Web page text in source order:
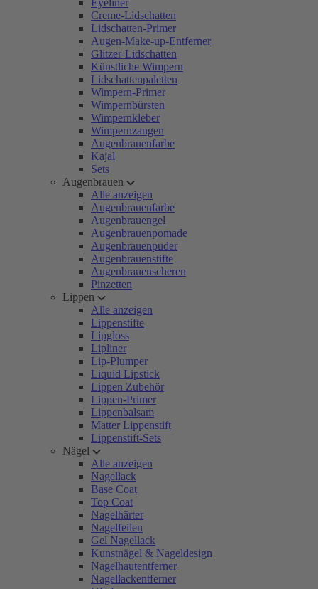
Eyeliner
Creme-Lidschatten
Lidschatten-Primer
Augen-Make-up-Entferner
Glitzer-Lidschatten
Künstliche Wimpern
Lidschattenpaletten
Wimpern-Primer
Wimpernbürsten
Wimpernkleber
Wimpernzangen
Augenbrauenfarbe
Kajal
Sets
Augenbrauen
Alle anzeigen
Augenbrauenfarbe
Augenbrauengel
Augenbrauenpomade
Augenbrauenpuder
Augenbrauenstifte
Augenbrauenscheren
Pinzetten
Lippen
Alle anzeigen
Lippenstifte
Lipgloss
Lipliner
Lip-Plumper
Liquid Lipstick
Lippen Zubehör
Lippen-Primer
Lippenbalsam
Matter Lippenstift
Lippenstift-Sets
Nägel
Alle anzeigen
Nagellack
Base Coat
Top Coat
Nagelhärter
Nagelfeilen
Gel Nagellack
Kunstnägel & Nageldesign
Nagelhautentferner
Nagellackentferner